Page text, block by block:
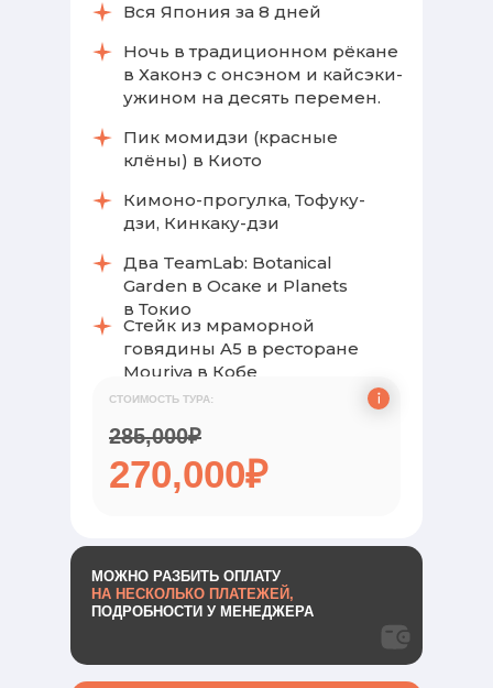
Вся Япония за 8 дней
Ночь в традиционном рёкане
в Хаконэ с онсэном и кайсэки-
ужином на десять перемен.
Пик момидзи (красные
клёны) в Киото
Кимоно-прогулка, Тофуку-
дзи, Кинкаку-дзи
Два TeamLab: Botanical
Garden в Осаке и Planets
в Токио
Стейк из мраморной
говядины A5 в ресторане
Mouriya в Кобе
СТОИМОСТЬ ТУРА:
270,000₽
285,000₽
МОЖНО РАЗБИТЬ ОПЛАТУ
НА НЕСКОЛЬКО ПЛАТЕЖЕЙ,
ПОДРОБНОСТИ У МЕНЕДЖЕРА